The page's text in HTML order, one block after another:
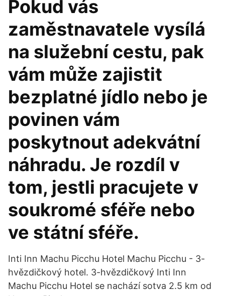
Pokud vás
zaměstnavatele vysílá
na služební cestu, pak
vám může zajistit
bezplatné jídlo nebo je
povinen vám
poskytnout adekvátní
náhradu. Je rozdíl v
tom, jestli pracujete v
soukromé sféře nebo
ve státní sféře.
Inti Inn Machu Picchu Hotel Machu Picchu - 3-
hvězdičkový hotel. 3-hvězdičkový Inti Inn
Machu Picchu Hotel se nachází sotva 2.5 km od